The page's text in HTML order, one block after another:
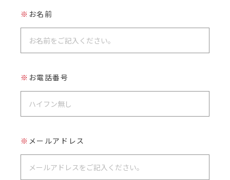
※ お名前
※ お電話番号
※ メールアドレス